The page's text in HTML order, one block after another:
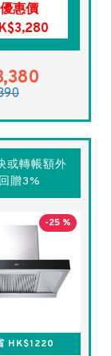
優惠價
或轉帳額外
回贈3%
-25 %
HK$1220